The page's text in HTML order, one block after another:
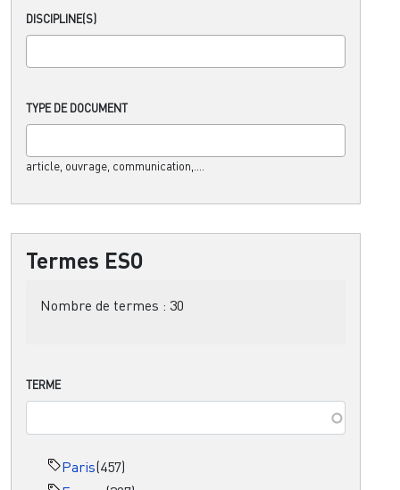
DISCIPLINE(S)
TYPE DE DOCUMENT
article, ouvrage, communication,....
Termes ESO
Nombre de termes : 30
TERME
Paris(457)